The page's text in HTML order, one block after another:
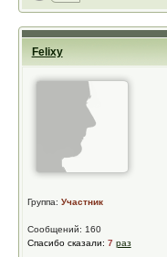
Felixy
Группа: Участник
Сообщений: 160
Спасибо сказали: 7 раз